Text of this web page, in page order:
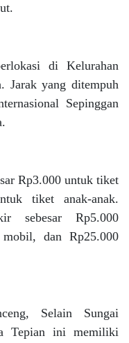
di Kelurahan
Jarak yang ditempuh
Sepinggan
Rp3.000 untuk tiket
tiket anak-anak.
sebesar Rp5.000
dan Rp25.000
Selain Sungai
Tepian ini memiliki